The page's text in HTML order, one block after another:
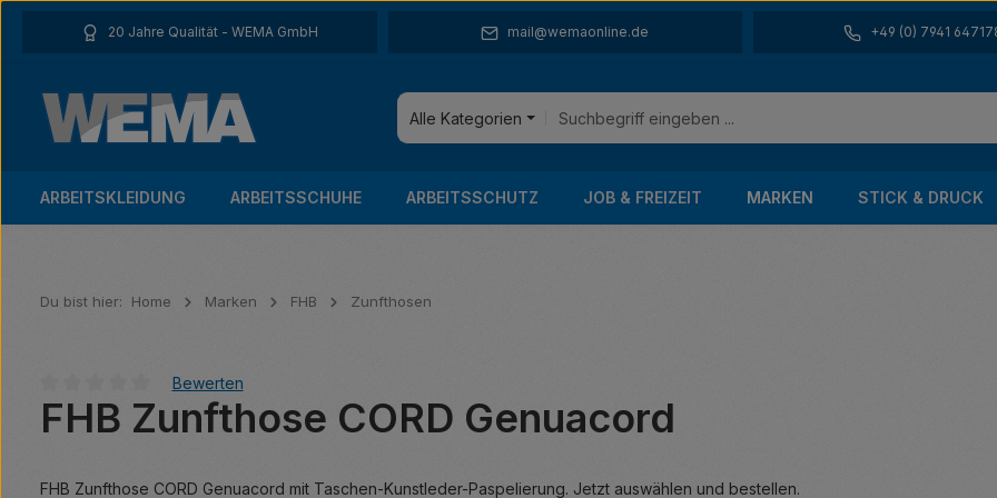
Hauptinhalt springen
Zur Suche springen
Zur Hauptnavigation springen
20 Jahre Qualität - WEMA GmbH mail@wemaonline.de +49 (0) 7941
Alle Kategorien
ARBEITSKLEIDUNG ARBEITSSCHUHE ARBEITSSCHUTZ JOB & FREIZEIT MARKEN STICK & DRUCK
Du bist hier: Home Marken FHB Zunfthosen
Durchschnittliche Bewertung von 0 von 5 Sternen
Bewerten
FHB Zunfthose CORD Genuacord
FHB Zunfthose CORD Genuacord mit Taschen-Kunstleder-Paspelierung. Jetzt auswählen und bestellen.